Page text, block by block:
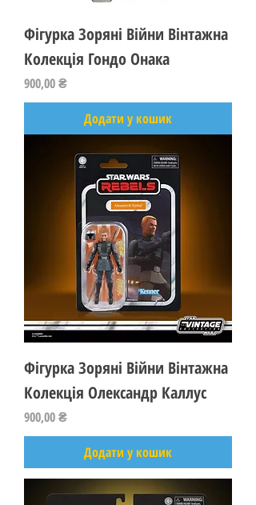
Фігурка Зоряні Війни Вінтажна
Колекція Гондо Онака
Ціна
900,00 ₴
Додати у кошик
Фігурка Зоряні Війни Вінтажна
Колекція Олександр Каллус
Ціна
900,00 ₴
Додати у кошик